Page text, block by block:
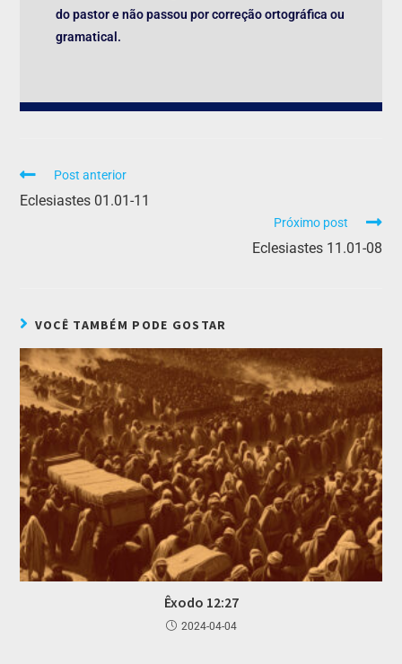
do pastor e não passou por correção ortográfica ou
gramatical.
Post anterior
Eclesiastes 01.01-11
Próximo post
Eclesiastes 11.01-08
VOCÊ TAMBÉM PODE GOSTAR
Êxodo 12:27
2024-04-04